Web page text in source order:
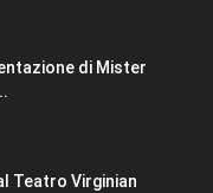
di Mister
Teatro Virginian